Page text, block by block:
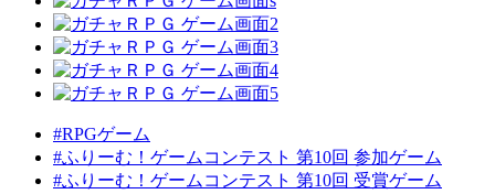
#RPGゲーム
#ふりーむ！ゲームコンテスト 第10回 参加ゲーム
#ふりーむ！ゲームコンテスト 第10回 受賞ゲーム